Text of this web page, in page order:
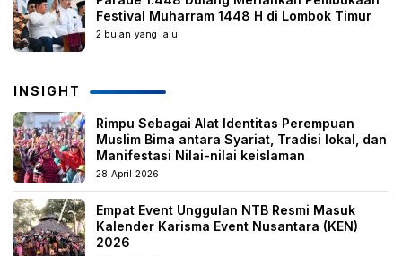
Festival Muharram 1448 H di Lombok Timur
2 bulan yang lalu
INSIGHT
Rimpu Sebagai Alat Identitas Perempuan
Muslim Bima antara Syariat, Tradisi lokal, dan
Manifestasi Nilai-nilai keislaman
28 April 2026
Empat Event Unggulan NTB Resmi Masuk
Kalender Karisma Event Nusantara (KEN)
2026